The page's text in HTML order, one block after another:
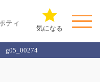
ティ
気になる
g05_00274